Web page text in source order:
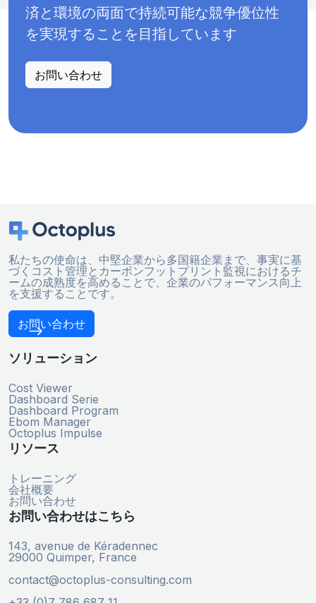
済と環境の両面で持続可能な競争優位性
を実現することを目指しています
お問い合わせ
私たちの使命は、中堅企業から多国籍企業まで、事実に基
づくコスト管理とカーボンフットプリント監視におけるチ
ームの成熟度を高めることで、企業のパフォーマンス向上
を支援することです。
お問い合わせ
ソリューション
Cost Viewer
Dashboard Serie
Dashboard Program
Ebom Manager
Octoplus Impulse
リソース
トレーニング
会社概要
お問い合わせ
お問い合わせはこちら
143, avenue de Kéradennec
29000 Quimper, France
contact@octoplus-consulting.com